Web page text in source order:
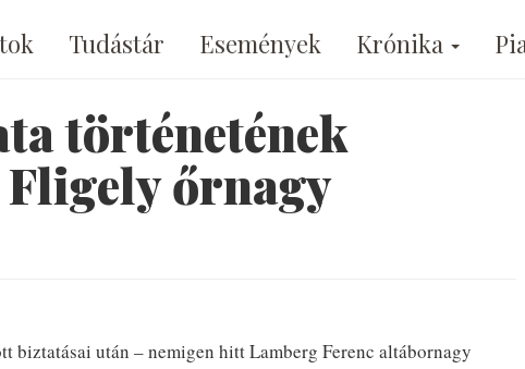
Tudástár Események Krónika
történetének
őrnagy
biztatásai után – nemigen hitt Lamberg Ferenc altábornagy